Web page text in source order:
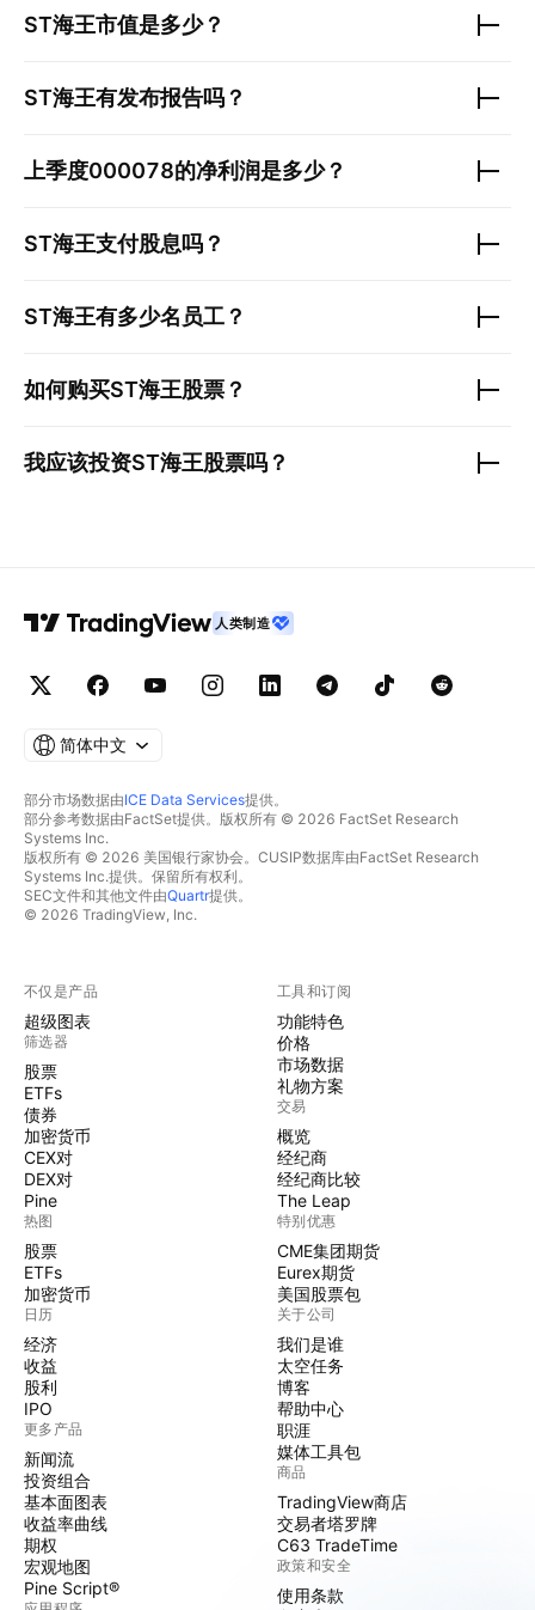
ST海王市值是多少？
ST海王有发布报告吗？
上季度000078的净利润是多少？
ST海王支付股息吗？
ST海王有多少名员工？
如何购买ST海王股票？
我应该投资ST海王股票吗？
人类制造
简体中文
部分市场数据由ICE Data Services提供。
部分参考数据由FactSet提供。版权所有 © 2026 FactSet Research
Systems Inc.
版权所有 © 2026 美国银行家协会。CUSIP数据库由FactSet Research
Systems Inc.提供。保留所有权利。
SEC文件和其他文件由Quartr提供。
© 2026 TradingView, Inc.
不仅是产品
超级图表
筛选器
股票
ETFs
债券
加密货币
CEX对
DEX对
Pine
热图
股票
ETFs
加密货币
日历
经济
收益
股利
IPO
更多产品
新闻流
投资组合
基本面图表
收益率曲线
期权
宏观地图
Pine Script®
工具和订阅
功能特色
价格
市场数据
礼物方案
交易
概览
经纪商
经纪商比较
The Leap
特别优惠
CME集团期货
Eurex期货
美国股票包
关于公司
我们是谁
太空任务
博客
帮助中心
职涯
媒体工具包
商品
TradingView商店
交易者塔罗牌
C63 TradeTime
政策和安全
使用条款